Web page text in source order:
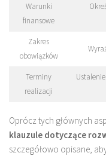
Warunki
finansowe
Zakres
obowiązków
Terminy
realizacji
Oprócz tych głównych
klauzule dotyczące
szczegółowo opisane,